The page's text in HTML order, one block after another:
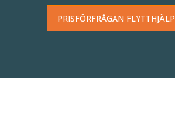
PRISFÖRFRÅGAN FLYTTHJÄLP